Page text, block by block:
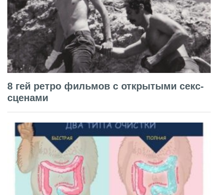
8 гей ретро фильмов с открытыми секс-
сценами